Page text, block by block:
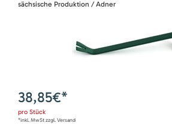
sächsische Produktion / Adner
38,85€*
pro Stück
*inkl. MwSt zzgl. Versand